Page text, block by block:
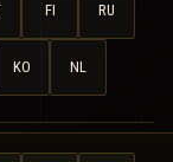
FI RU
KO NL